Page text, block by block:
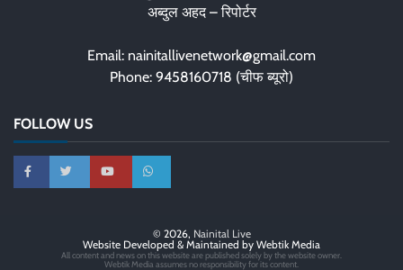
अब्दुल अहद – रिपोर्टर
Email: nainitallivenetwork@gmail.com
Phone: 9458160718 (चीफ ब्यूरो)
FOLLOW US
© 2026, Nainital Live
Website Developed & Maintained by Webtik Media
All content and news on this website are published solely by the website owner.
Webtik Media assumes no responsibility for its content.